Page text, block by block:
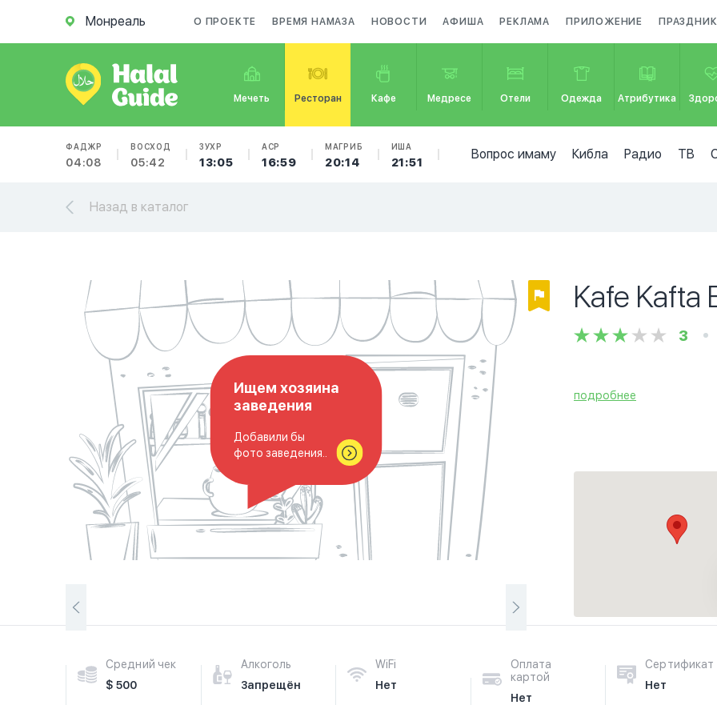
Монреаль О ПРОЕКТЕ ВРЕМЯ НАМАЗА НОВОСТИ АФИША РЕКЛАМА ПРИЛОЖЕНИЕ
Мечеть Ресторан Кафе Медресе Отели Одежда Атрибутика
ФАДЖР
04:08
ВОСХОД
05:42
ЗУХР
13:05
АСР
16:59
МАГРИБ
20:14
ИША
21:51
Вопрос имаму Кибла Радио ТВ
Назад в каталог
Ищем хозяина
заведения
Добавили бы
фото заведения..
Kafe Kafta
3
подробнее
Средний чек
$ 500
Алкоголь
Запрещён
WiFi
Нет
Оплата
картой
Нет
Сертификат
Нет